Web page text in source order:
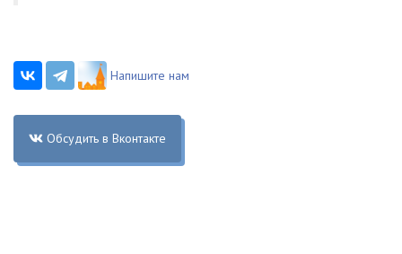
Напишите нам
Обсудить в Вконтакте